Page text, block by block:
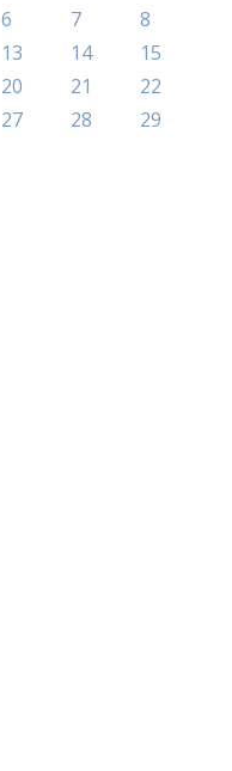
6 7
8
13 14
15
20 21
22
27 28
29